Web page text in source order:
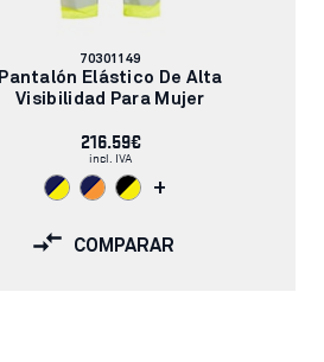
Número
de
artículo:
70301149
Pantalón Elástico De Alta
Visibilidad Para Mujer
216.59€
incl. IVA
+
COMPARAR